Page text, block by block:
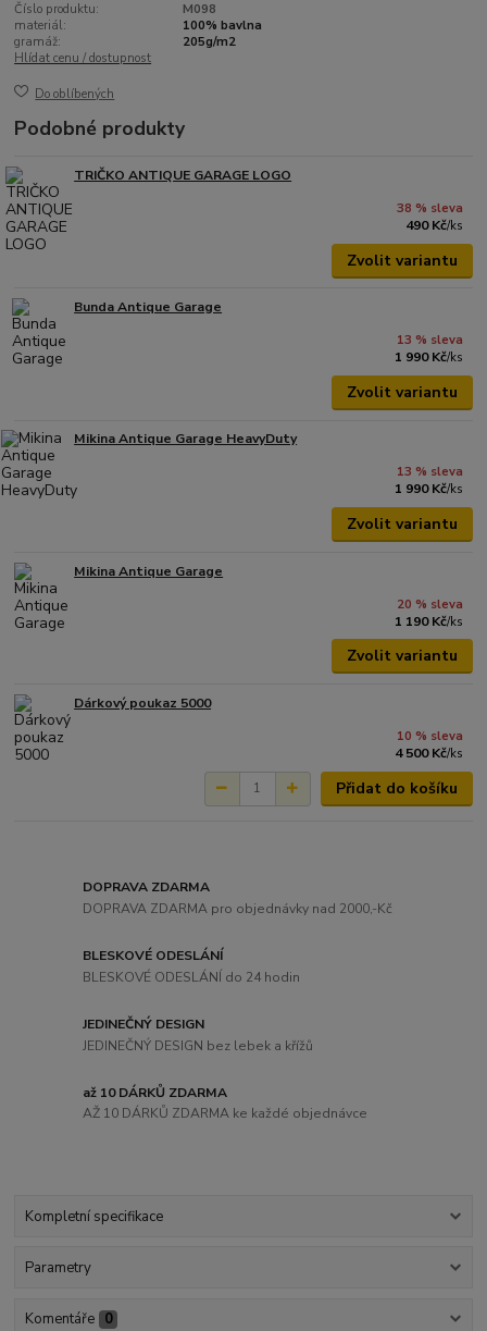
Číslo produktu:
M098
materiál:
100% bavlna
gramáž:
205g/m2
Hlídat cenu / dostupnost
Do oblíbených
Podobné produkty
TRIČKO ANTIQUE GARAGE LOGO
38 % sleva
490 Kč/ks
Zvolit variantu
Bunda Antique Garage
13 % sleva
1 990 Kč/ks
Zvolit variantu
Mikina Antique Garage HeavyDuty
13 % sleva
1 990 Kč/ks
Zvolit variantu
Mikina Antique Garage
20 % sleva
1 190 Kč/ks
Zvolit variantu
Dárkový poukaz 5000
10 % sleva
4 500 Kč/ks
Přidat do košíku
DOPRAVA ZDARMA
DOPRAVA ZDARMA pro objednávky nad 2000,-Kč
BLESKOVÉ ODESLÁNÍ
BLESKOVÉ ODESLÁNÍ do 24 hodin
JEDINEČNÝ DESIGN
JEDINEČNÝ DESIGN bez lebek a křížů
až 10 DÁRKŮ ZDARMA
AŽ 10 DÁRKŮ ZDARMA ke každé objednávce
Kompletní specifikace
Parametry
Komentáře 0